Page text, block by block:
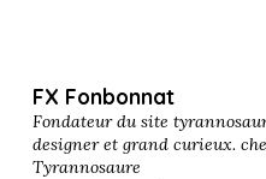
FX Fonbonnat
Fondateur du site
designer et grand curieux.
Tyrannosaure